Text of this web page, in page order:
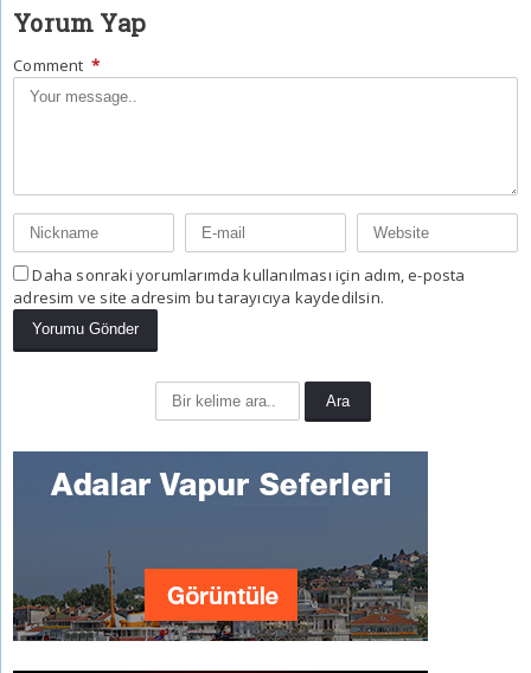
Yorum Yap
Comment *
Daha sonraki yorumlarımda kullanılması için adım, e-posta
adresim ve site adresim bu tarayıcıya kaydedilsin.